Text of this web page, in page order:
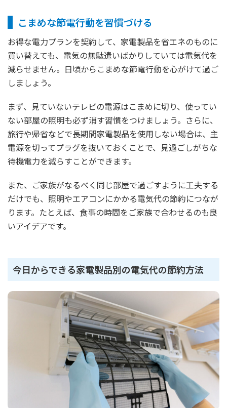
こまめな節電行動を習慣づける
お得な電力プランを契約して、家電製品を省エネのものに
買い替えても、電気の無駄遣いばかりしていては電気代を
減らせません。日頃からこまめな節電行動を心がけて過ご
しましょう。
まず、見ていないテレビの電源はこまめに切り、使ってい
ない部屋の照明も必ず消す習慣をつけましょう。さらに、
旅行や帰省などで長期間家電製品を使用しない場合は、主
電源を切ってプラグを抜いておくことで、見過ごしがちな
待機電力を減らすことができます。
また、ご家族がなるべく同じ部屋で過ごすように工夫する
だけでも、照明やエアコンにかかる電気代の節約につなが
ります。たとえば、食事の時間をご家族で合わせるのも良
いアイデアです。
今日からできる家電製品別の電気代の節約方法